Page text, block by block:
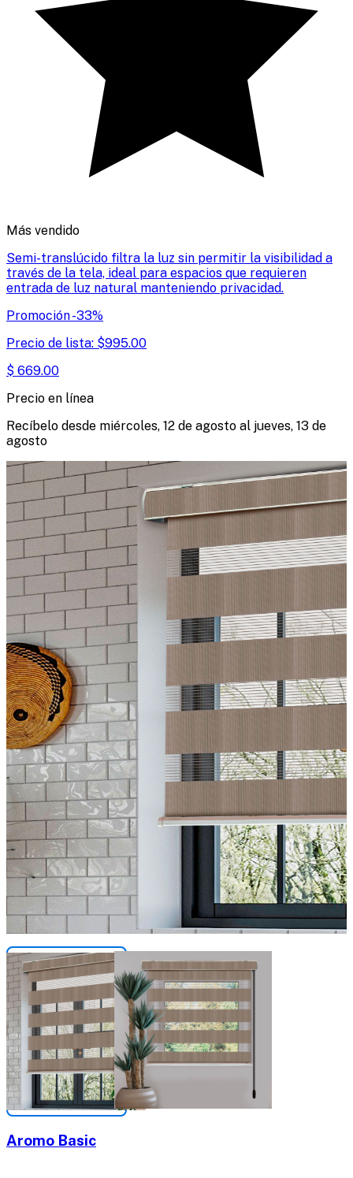
Más vendido
Semi-translúcido filtra la luz sin permitir la visibilidad a
través de la tela, ideal para espacios que requieren
entrada de luz natural manteniendo privacidad.
Promoción-33%
Precio de lista: $995.00
$ 669.00
Precio en línea
Recíbelo desde miércoles, 12 de agosto al jueves, 13 de
agosto
Aromo Basic